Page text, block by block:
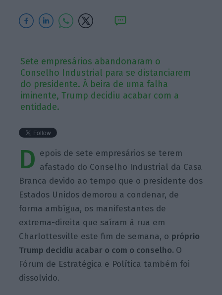
Sete empresários abandonaram o
Conselho Industrial para se distanciarem
do presidente. À beira de uma falha
iminente, Trump decidiu acabar com a
entidade.
D epois de sete empresários se terem
afastado do Conselho Industrial da Casa
Branca devido ao tempo que o presidente dos
Estados Unidos demorou a condenar, de
forma ambígua, os manifestantes de
extrema-direita que saíram à rua em
Charlottesville este fim de semana, o próprio
Trump decidiu acabar o com o conselho. O
Fórum de Estratégica e Política também foi
dissolvido.